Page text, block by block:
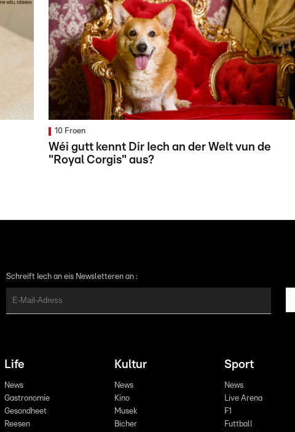
10 Froen
Wéi gutt kennt Dir Iech an der Welt vun de
"Royal Corgis" aus?
Schreift Iech an eis Newsletteren an :
Life
News
Gastronomie
Gesondheet
Reesen
Kultur
News
Kino
Musek
Bicher
Sport
News
Live Arena
F1
Futtball